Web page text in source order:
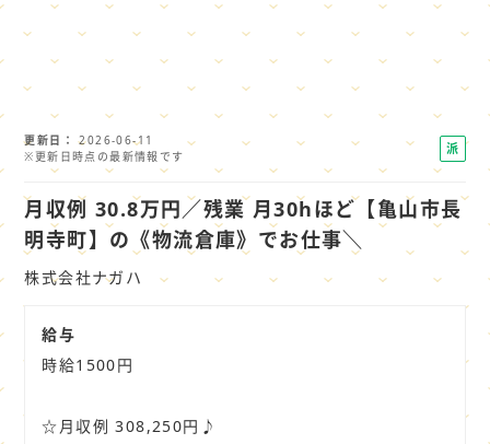
更新日
2026-06-11
※更新日時点の最新情報です
派
社
員
月収例 30.8万円／残業 月30hほど【亀山市長
明寺町】の《物流倉庫》でお仕事＼
株式会社ナガハ
給与
時給1500円
☆月収例 308,250円♪